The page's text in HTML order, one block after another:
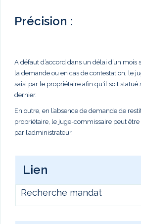
Précision :
A défaut d’accord dans un délai d’un
la demande ou en cas de contestation, le
saisi par le propriétaire afin qu'il soit statué
dernier.
En outre, en l’absence de demande de
propriétaire, le juge-commissaire peut être
par l’administrateur.
Lien
Recherche mandat